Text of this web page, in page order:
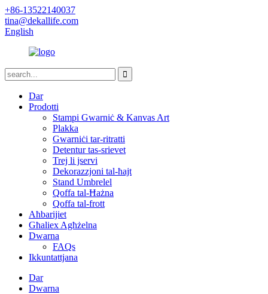
+86-13522140037
tina@dekallife.com
English
Dar
Prodotti
Stampi Gwarniċ & Kanvas Art
Plakka
Gwarniċi tar-ritratti
Detentur tas-srievet
Trej li jservi
Dekorazzjoni tal-ħajt
Stand Umbrelel
Qoffa tal-Ħażna
Qoffa tal-frott
Aħbarijiet
Għaliex Agħżelna
Dwarna
FAQs
Ikkuntattjana
Dar
Dwarna